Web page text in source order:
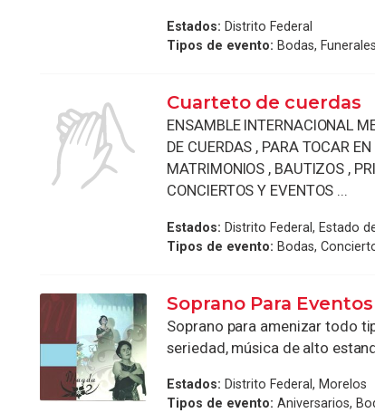
Estados: Distrito Federal
Tipos de evento: Bodas, Funerales
Cuarteto de cuerdas
ENSAMBLE INTERNACIONAL
DE CUERDAS , PARA TOCAR
MATRIMONIOS , BAUTIZOS ,
CONCIERTOS Y EVENTOS ...
Estados: Distrito Federal, Estado
Tipos de evento: Bodas,
Soprano Para Eventos
Soprano para amenizar todo
seriedad, música de alto
Estados: Distrito Federal, Morelos
Tipos de evento: Aniversarios,